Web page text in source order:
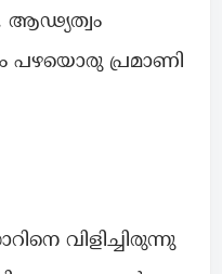
ആഢ്യത്വം
പഴയൊരു പ്രമാണി
വിളിച്ചിരുന്നു